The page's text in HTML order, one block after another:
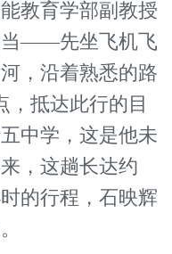
教育学部副教授
当——先坐飞机飞
，沿着熟悉的路
，抵达此行的目
中学，这是他未
，这趟长达约
的行程，石映辉